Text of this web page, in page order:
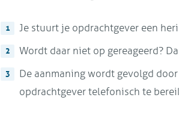
Je stuurt je opdrachtgever een
Wordt daar niet op gereageerd?
De aanmaning wordt gevolgd
opdrachtgever telefonisch te